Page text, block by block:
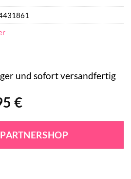
€
€Aktueller
ist:
14,95 €.
und sofort versandfertig